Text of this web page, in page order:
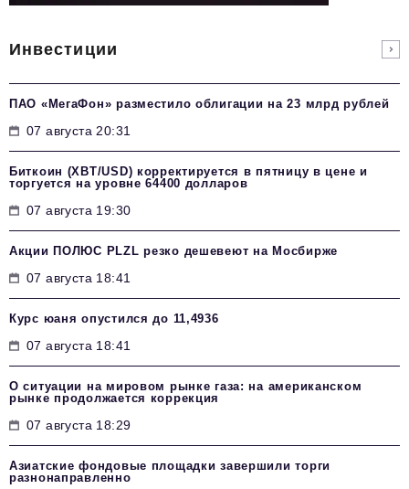
Инвестиции
ПАО «МегаФон» разместило облигации на 23 млрд рублей
07 августа 20:31
Биткоин (XBT/USD) корректируется в пятницу в цене и
торгуется на уровне 64400 долларов
07 августа 19:30
Акции ПОЛЮС PLZL резко дешевеют на Мосбирже
07 августа 18:41
Курс юаня опустился до 11,4936
07 августа 18:41
О ситуации на мировом рынке газа: на американском
рынке продолжается коррекция
07 августа 18:29
Азиатские фондовые площадки завершили торги
разнонаправленно